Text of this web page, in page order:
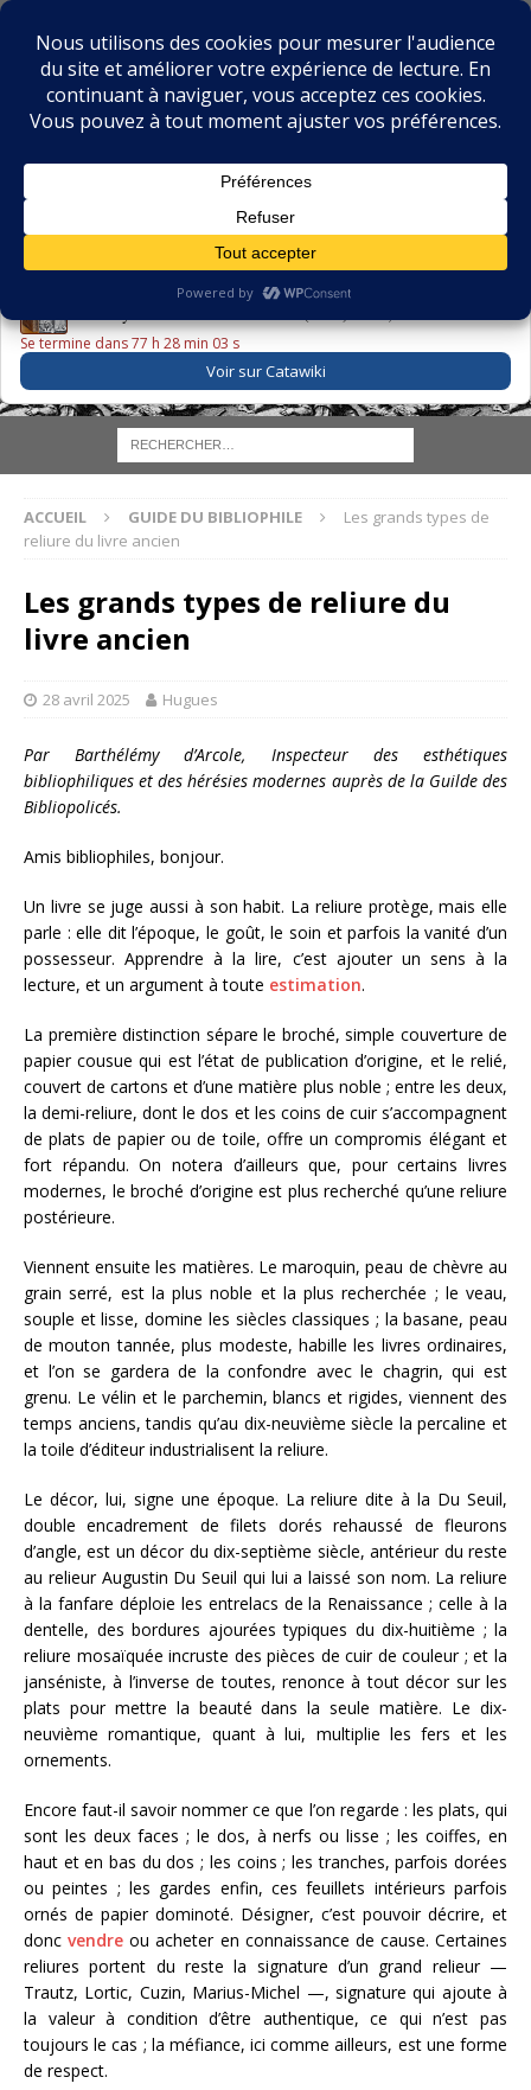
BIBLIOPHILIE.COM
LE BLOG DU BIBLIOPHILE, DES BIBLIOPHILES, DE LA
LE LIVRE DU JOUR
Se termine dans 77 h 28 min 02 s
Voir sur Catawiki
ACCUEIL GUIDE DU BIBLIOPHILE
Les grands types de
reliure du livre ancien
Les grands types de reliure du
livre ancien
28 avril 2025 Hugues
Par Barthélémy d’Arcole, Inspecteur des esthétiques
bibliophiliques et des hérésies modernes auprès de la Guilde des
Bibliopolicés.
Amis bibliophiles, bonjour.
Un livre se juge aussi à son habit. La reliure protège, mais elle
parle : elle dit l’époque, le goût, le soin et parfois la vanité d’un
possesseur. Apprendre à la lire, c’est ajouter un sens à la
lecture, et un argument à toute estimation.
La première distinction sépare le broché, simple couverture de
papier cousue qui est l’état de publication d’origine, et le relié,
couvert de cartons et d’une matière plus noble ; entre les deux,
la demi-reliure, dont le dos et les coins de cuir s’accompagnent
de plats de papier ou de toile, offre un compromis élégant et
fort répandu. On notera d’ailleurs que, pour certains livres
modernes, le broché d’origine est plus recherché qu’une reliure
postérieure.
Viennent ensuite les matières. Le maroquin, peau de chèvre au
grain serré, est la plus noble et la plus recherchée ; le veau,
souple et lisse, domine les siècles classiques ; la basane, peau
de mouton tannée, plus modeste, habille les livres ordinaires,
et l’on se gardera de la confondre avec le chagrin, qui est
grenu. Le vélin et le parchemin, blancs et rigides, viennent des
temps anciens, tandis qu’au dix-neuvième siècle la percaline et
la toile d’éditeur industrialisent la reliure.
Le décor, lui, signe une époque. La reliure dite à la Du Seuil,
double encadrement de filets dorés rehaussé de fleurons
d’angle, est un décor du dix-septième siècle, antérieur du reste
au relieur Augustin Du Seuil qui lui a laissé son nom. La reliure
à la fanfare déploie les entrelacs de la Renaissance ; celle à la
dentelle, des bordures ajourées typiques du dix-huitième ; la
reliure mosaïquée incruste des pièces de cuir de couleur ; et la
janséniste, à l’inverse de toutes, renonce à tout décor sur les
plats pour mettre la beauté dans la seule matière. Le dix-
neuvième romantique, quant à lui, multiplie les fers et les
ornements.
Encore faut-il savoir nommer ce que l’on regarde : les plats, qui
sont les deux faces ; le dos, à nerfs ou lisse ; les coiffes, en
haut et en bas du dos ; les coins ; les tranches, parfois dorées
ou peintes ; les gardes enfin, ces feuillets intérieurs parfois
ornés de papier dominoté. Désigner, c’est pouvoir décrire, et
doncvendre ou acheter en connaissance de cause. Certaines
reliures portent du reste la signature d’un grand relieur —
Trautz, Lortic, Cuzin, Marius-Michel —, signature qui ajoute à
la valeur à condition d’être authentique, ce qui n’est pas
toujours le cas ; la méfiance, ici comme ailleurs, est une forme
de respect.